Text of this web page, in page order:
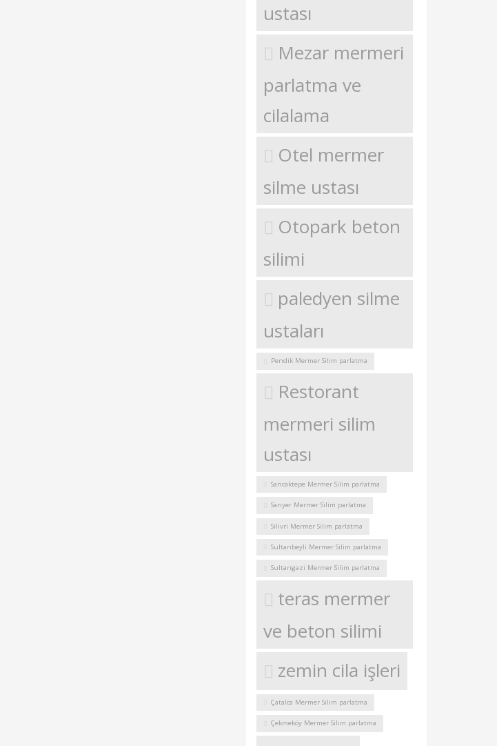
ustası
Mezar mermeri
parlatma ve
cilalama
Otel mermer
silme ustası
Otopark beton
silimi
paledyen silme
ustaları
Pendik Mermer Silim parlatma
Restorant
mermeri silim
ustası
Sancaktepe Mermer Silim parlatma
Sarıyer Mermer Silim parlatma
Silivri Mermer Silim parlatma
Sultanbeyli Mermer Silim parlatma
Sultangazi Mermer Silim parlatma
teras mermer
ve beton silimi
zemin cila işleri
Çatalca Mermer Silim parlatma
Çekmeköy Mermer Silim parlatma